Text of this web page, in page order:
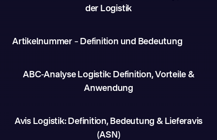
der Logistik
Artikelnummer – Definition und Bedeutung
ABC-Analyse Logistik: Definition, Vorteile &
Anwendung
Avis Logistik: Definition, Bedeutung & Lieferavis
(ASN)